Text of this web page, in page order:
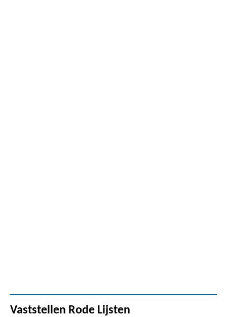
Vaststellen Rode Lijsten